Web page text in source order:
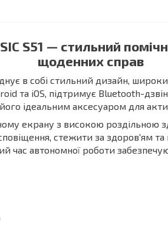
S51 — стильний
щоденних справ
в собі стильний дизайн,
та iOS, підтримує Bluetooth-
ідеальним аксесуаром для
екрану з високою роздільною
стежити за здоров'ям та
час автономної роботи